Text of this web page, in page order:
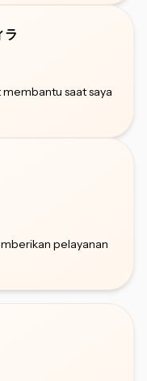
ラ
saat saya
pelayanan